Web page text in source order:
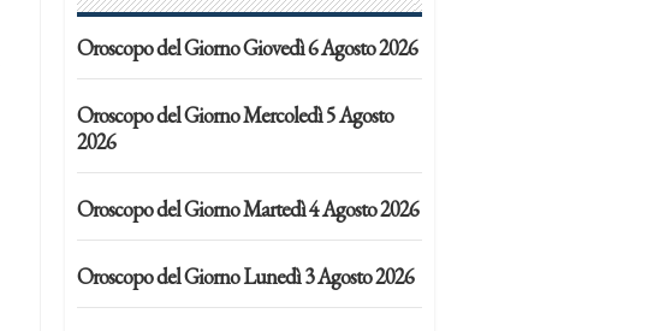
Oroscopo del Giorno Giovedì 6 Agosto 2026
Oroscopo del Giorno Mercoledì 5 Agosto
2026
Oroscopo del Giorno Martedì 4 Agosto 2026
Oroscopo del Giorno Lunedì 3 Agosto 2026